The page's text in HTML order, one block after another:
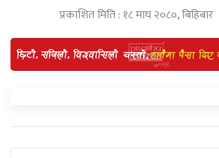
प्रकाशित मिति : १८ माघ २०८०,